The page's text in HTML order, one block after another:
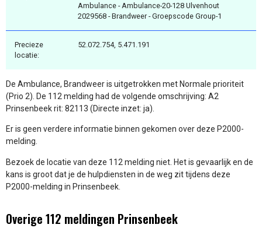
Ambulance - Ambulance-20-128 Ulvenhout
2029568 - Brandweer - Groepscode Group-1
Precieze
locatie:
52.072.754, 5.471.191
De Ambulance, Brandweer is uitgetrokken met Normale prioriteit
(Prio 2). De 112 melding had de volgende omschrijving: A2
Prinsenbeek rit: 82113 (Directe inzet: ja).
Er is geen verdere informatie binnen gekomen over deze P2000-
melding.
Bezoek de locatie van deze 112 melding niet. Het is gevaarlijk en de
kans is groot dat je de hulpdiensten in de weg zit tijdens deze
P2000-melding in Prinsenbeek.
Overige 112 meldingen Prinsenbeek